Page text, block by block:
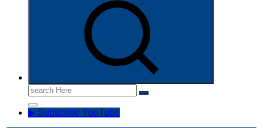
Search
for:
▶ Subscribe YouTube